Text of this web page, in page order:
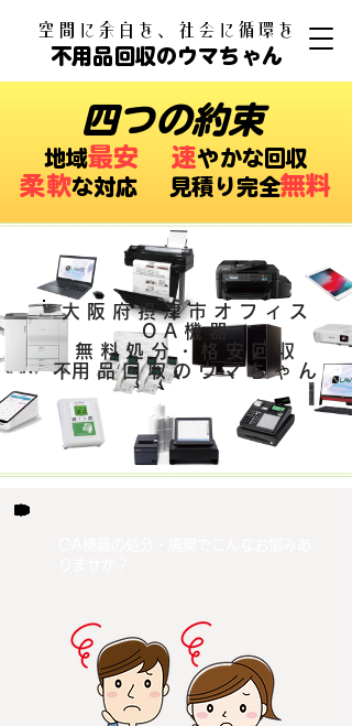
​空間に余白を、社会に循環を
不用品回収のウマちゃん
四つの約束
​地域最安 速やかな回収
柔軟な対応 ​見積り完全無料
大阪府摂津市オフィス
OA機器
無料処分・格安回収
​不用品回収のウマちゃん